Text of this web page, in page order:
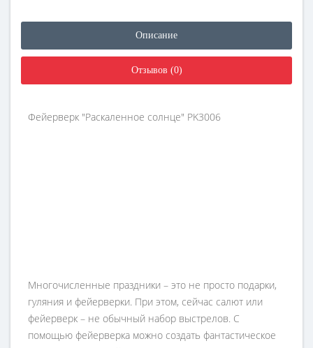
Описание
Отзывов (0)
Фейерверк "Раскаленное солнце" PK3006
Многочисленные праздники – это не просто подарки,
гуляния и фейерверки. При этом, сейчас салют или
фейерверк – не обычный набор выстрелов. С
помощью фейерверка можно создать фантастическое